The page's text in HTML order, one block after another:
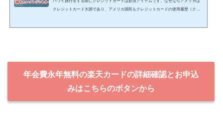
ハワイ旅行をする際にクレジットカードは必須アイテムです。なぜならアメリカは
クレジットカード大国であり、アメリカ国民もクレジットカードの使用履歴（クレ
年会費永年無料の楽天カードの詳細確認とお申込
みはこちらのボタンから